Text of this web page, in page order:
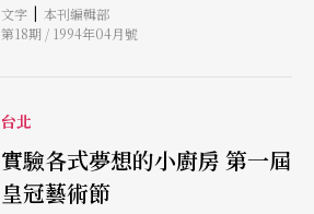
祖」，一生行醫助人，而在台灣文學上也有其不可
磨滅的重要性。河左岸嘗試呈現一個歷史、文學、
日記，穿挿與一個九〇年代知識份子的對話，賴和
小說中的角色也意象式出現，作品游移在虛構與紀
實之間。慣用手法如投影、幻燈的運用，及照片、
手稿作品的摘錄，讓觀衆進行現場閱讀。河左岸不
定論賴和，希望引發更多的討論。
文字 | 本刊編輯部
第18期 / 1994年04月號
台北
實驗各式夢想的小廚房 第一屆
皇冠藝術節